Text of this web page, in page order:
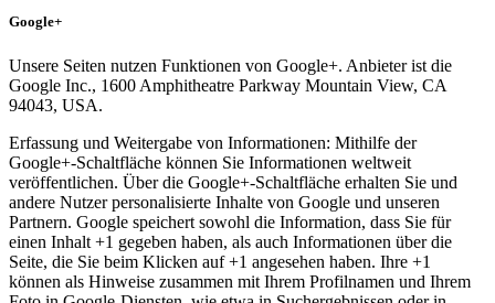
Google+
Unsere Seiten nutzen Funktionen von Google+. Anbieter ist die
Google Inc., 1600 Amphitheatre Parkway Mountain View, CA
94043, USA.
Erfassung und Weitergabe von Informationen: Mithilfe der
Google+-Schaltfläche können Sie Informationen weltweit
veröffentlichen. Über die Google+-Schaltfläche erhalten Sie und
andere Nutzer personalisierte Inhalte von Google und unseren
Partnern. Google speichert sowohl die Information, dass Sie für
einen Inhalt +1 gegeben haben, als auch Informationen über die
Seite, die Sie beim Klicken auf +1 angesehen haben. Ihre +1
können als Hinweise zusammen mit Ihrem Profilnamen und Ihrem